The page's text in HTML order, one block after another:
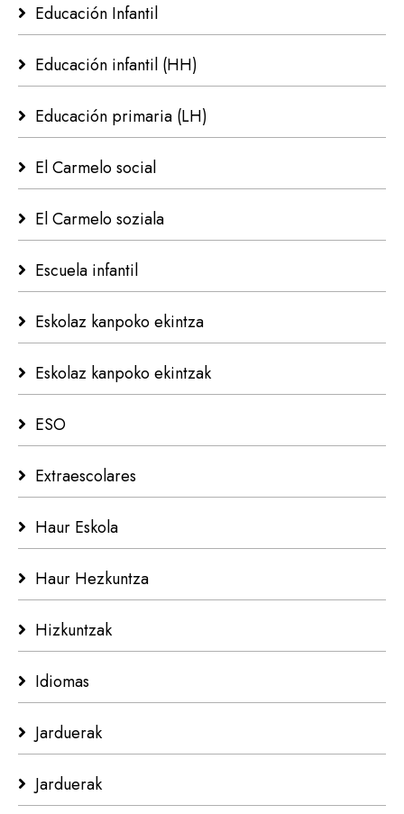
Educación Infantil
Educación infantil (HH)
Educación primaria (LH)
El Carmelo social
El Carmelo soziala
Escuela infantil
Eskolaz kanpoko ekintza
Eskolaz kanpoko ekintzak
ESO
Extraescolares
Haur Eskola
Haur Hezkuntza
Hizkuntzak
Idiomas
Jarduerak
Jarduerak